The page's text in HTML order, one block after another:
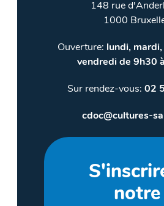
148 rue
1000
Ouverture: lundi,
vendredi de 9h30
Sur rendez-vous: 02
cdoc@cultures-
notre